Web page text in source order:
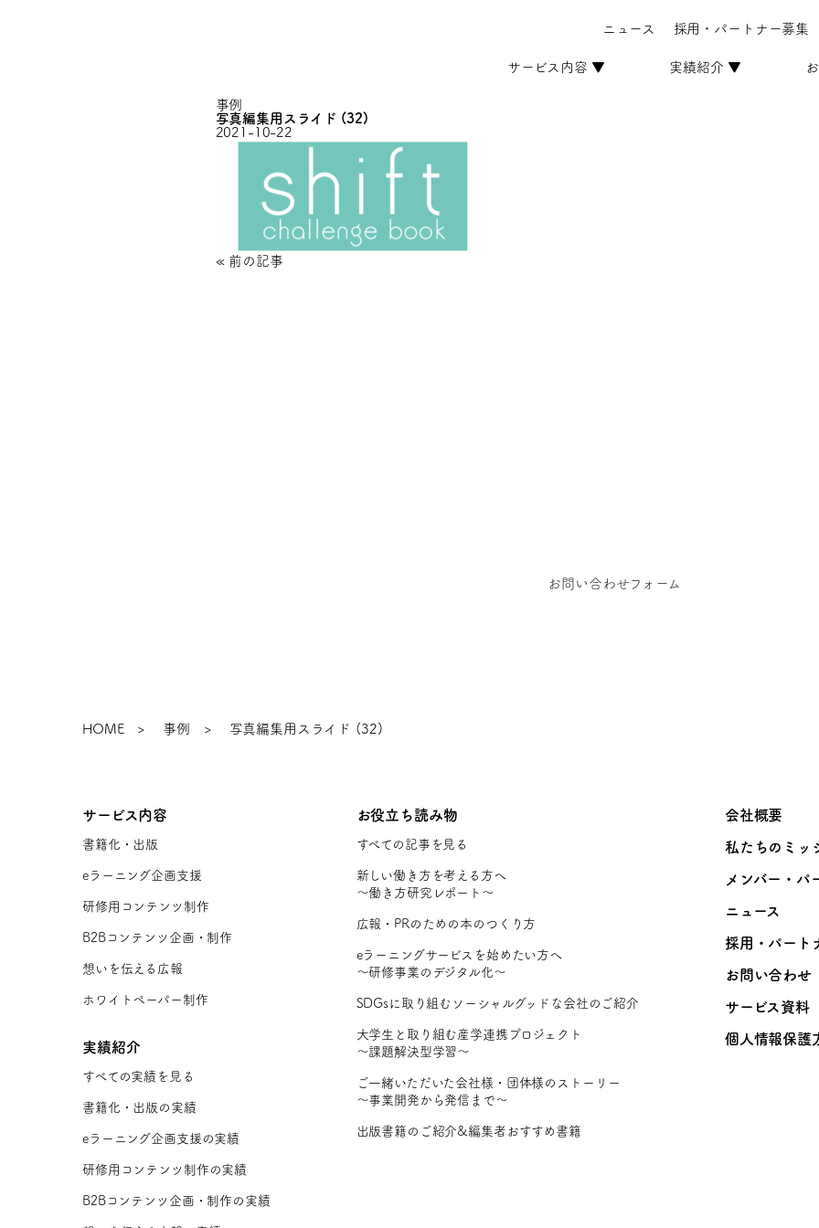
ニュース 採用・パートナー募集
サービス内容 ▼ 実績紹介 ▼
事例
写真編集用スライド (32)
2021-10-22
« 前の記事
お問い合わせフォーム
HOME 事例 写真編集用スライド (32)
サービス内容
書籍化・出版
eラーニング企画支援
研修用コンテンツ制作
B2Bコンテンツ企画・制作
想いを伝える広報
ホワイトペーパー制作
実績紹介
すべての実績を見る
書籍化・出版の実績
eラーニング企画支援の実績
研修用コンテンツ制作の実績
B2Bコンテンツ企画・制作の実績
お役立ち読み物
すべての記事を見る
新しい働き方を考える方へ
〜働き方研究レポート〜
広報・PRのための本のつくり方
eラーニングサービスを始めたい方へ
〜研修事業のデジタル化〜
SDGsに取り組むソーシャルグッドな会社のご紹介
大学生と取り組む産学連携プロジェクト
〜課題解決型学習〜
ご一緒いただいた会社様・団体様のストーリー
〜事業開発から発信まで〜
出版書籍のご紹介&編集者おすすめ書籍
会社概要
私たちのミッ
メンバー・パ
ニュース
採用・パート
お問い合わせ
サービス資料
個人情報保護